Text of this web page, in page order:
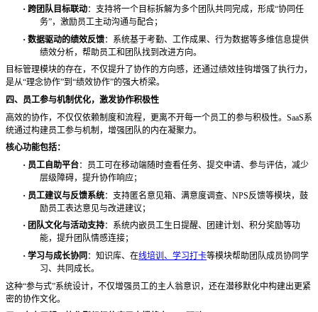
· 跨团队目标联动：支持将一个目标拆解为多个团队共同完成，形成“协同任
务”，激励员工主动沟通与配合；
· 数据驱动的绩效反馈：系统基于考勤、工作成果、行为数据等多维信息提供
绩效分析，帮助员工和团队找到改进方向。
目标管理模块的存在，不仅提升了协作的方向感，还通过绩效挂钩增强了执行力，
是从“理念协作”到“绩效协作”的强大桥梁。
四、员工参与机制优化，激发协作积极性
高效的协作，不仅仅依赖制度和流程，更离不开每一个员工的参与积极性。 SaaS系
统通过构建员工参与机制，增强团队的内在凝聚力。
核心功能包括：
· 员工自助平台：员工可在移动端随时查看任务、提交申请、参与评估，减少
层级障碍，提升协作响应；
· 员工建议与反馈系统：支持匿名意见箱、满意度调查、 NPS反馈等模块，鼓
励员工表达意见与改进建议；
· 团队文化与活动支持：系统内嵌员工生日提醒、团建计划、积分奖励等功
能，提升团队情感连接；
· 学习与成长协同 ：知识库、在线培训、学习打卡等模块帮助团队成员协同学
习、共同成长。
这种“参与式”系统设计，不仅增强员工的主人翁意识，还在潜移默化中构建出更紧
密的协作文化。